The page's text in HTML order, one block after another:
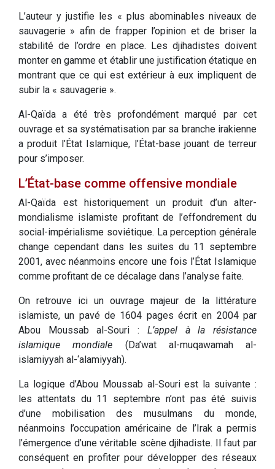
L’auteur y justifie les « plus abominables niveaux de
sauvagerie » afin de frapper l’opinion et de briser la
stabilité de l’ordre en place. Les djihadistes doivent
monter en gamme et établir une justification étatique en
montrant que ce qui est extérieur à eux impliquent de
subir la « sauvagerie ».
Al-Qaïda a été très profondément marqué par cet
ouvrage et sa systématisation par sa branche irakienne
a produit l’État Islamique, l’État-base jouant de terreur
pour s’imposer.
L’État-base comme offensive mondiale
Al-Qaïda est historiquement un produit d’un alter-
mondialisme islamiste profitant de l’effondrement du
social-impérialisme soviétique. La perception générale
change cependant dans les suites du 11 septembre
2001, avec néanmoins encore une fois l’État Islamique
comme profitant de ce décalage dans l’analyse faite.
On retrouve ici un ouvrage majeur de la littérature
islamiste, un pavé de 1604 pages écrit en 2004 par
Abou Moussab al-Souri : L’appel à la résistance
islamique mondiale (Da’wat al-muqawamah al-
islamiyyah al-‘alamiyyah).
La logique d’Abou Moussab al-Souri est la suivante :
les attentats du 11 septembre n’ont pas été suivis
d’une mobilisation des musulmans du monde,
néanmoins l’occupation américaine de l’Irak a permis
l’émergence d’une véritable scène djihadiste. Il faut par
conséquent en profiter pour développer des réseaux